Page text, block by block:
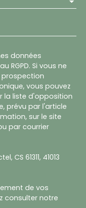
données
RGPD. Si vous ne
vous pouvez
la liste d'opposition
prévu par l'article
sur le site
par courrier
CS 61311, 41013
de vos
consulter notre